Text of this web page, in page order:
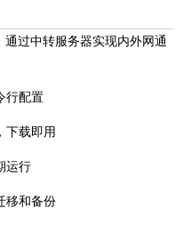
过中转服务器实现内外网通
行配置
载即用
运行
和备份